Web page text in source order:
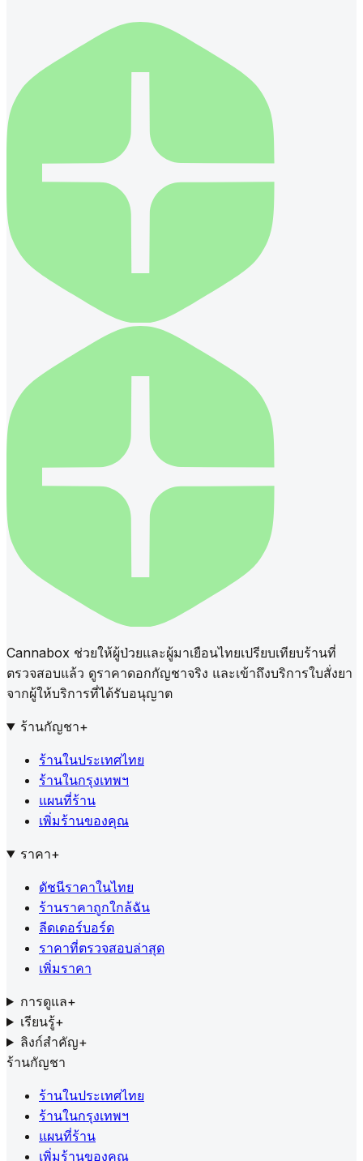
Cannabox ช่วยให้ผู้ป่วยและผู้มาเยือนไทยเปรียบเทียบร้านที่
ตรวจสอบแล้ว ดูราคาดอกกัญชาจริง และเข้าถึงบริการใบสั่งยา
จากผู้ให้บริการที่ได้รับอนุญาต
ร้านกัญชา+
ร้านในประเทศไทย
ร้านในกรุงเทพฯ
แผนที่ร้าน
เพิ่มร้านของคุณ
ราคา+
ดัชนีราคาในไทย
ร้านราคาถูกใกล้ฉัน
ลีดเดอร์บอร์ด
ราคาที่ตรวจสอบล่าสุด
เพิ่มราคา
การดูแล+
เรียนรู้+
ลิงก์สำคัญ+
ร้านกัญชา
ร้านในประเทศไทย
ร้านในกรุงเทพฯ
แผนที่ร้าน
เพิ่มร้านของคุณ